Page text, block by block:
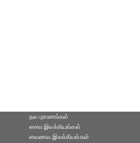
தல புராணங்கள்
சைவ இலக்கியங்கள்
வைணவ இலக்கியங்கள்